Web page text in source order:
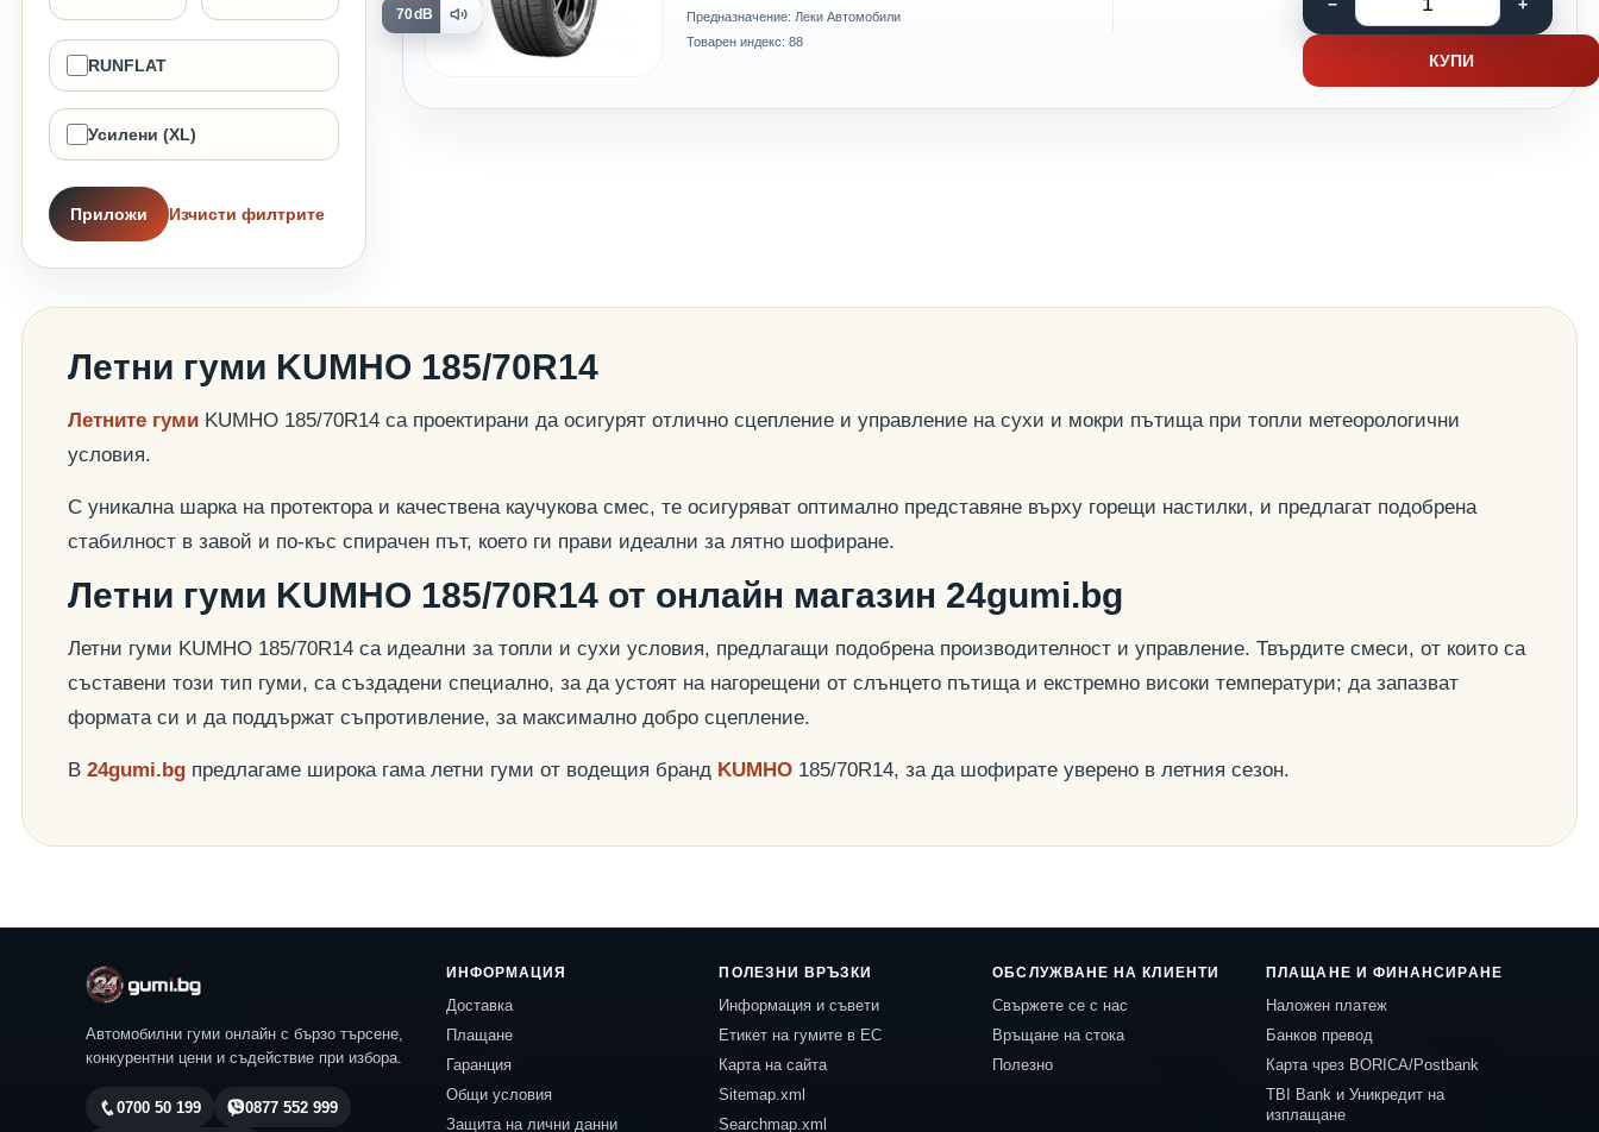
RUNFLAT
Усилени (XL)
Приложи Изчисти филтрите
70dB
Предназначение: Леки Автомобили
Товарен индекс: 88
КУПИ
Летни гуми KUMHO 185/70R14
Летните гуми KUMHO 185/70R14 са проектирани да осигурят отлично сцепление и управление на сухи и мокри пътища при топли метеорологични
условия.
С уникална шарка на протектора и качествена каучукова смес, те осигуряват оптимално представяне върху горещи настилки, и предлагат подобрена
стабилност в завой и по-къс спирачен път, което ги прави идеални за лятно шофиране.
Летни гуми KUMHO 185/70R14 от онлайн магазин 24gumi.bg
Летни гуми KUMHO 185/70R14 са идеални за топли и сухи условия, предлагащи подобрена производителност и управление. Твърдите смеси, от които са
съставени този тип гуми, са създадени специално, за да устоят на нагорещени от слънцето пътища и екстремно високи температури; да запазват
формата си и да поддържат съпротивление, за максимално добро сцепление.
В 24gumi.bg предлагаме широка гама летни гуми от водещия бранд KUMHO 185/70R14, за да шофирате уверено в летния сезон.
Автомобилни гуми онлайн с бързо търсене,
конкурентни цени и съдействие при избора.
0700 50 199 0877 552 999
ИНФОРМАЦИЯ
Доставка
Плащане
Гаранция
Общи условия
Защита на лични данни
ПОЛЕЗНИ ВРЪЗКИ
Информация и съвети
Етикет на гумите в ЕС
Карта на сайта
Sitemap.xml
Searchmap.xml
ОБСЛУЖВАНЕ НА КЛИЕНТИ
Свържете се с нас
Връщане на стока
Полезно
ПЛАЩАНЕ И ФИНАНСИРАНЕ
Наложен платеж
Банков превод
Карта чрез BORICA/Postbank
TBI Bank и Уникредит на
изплащане